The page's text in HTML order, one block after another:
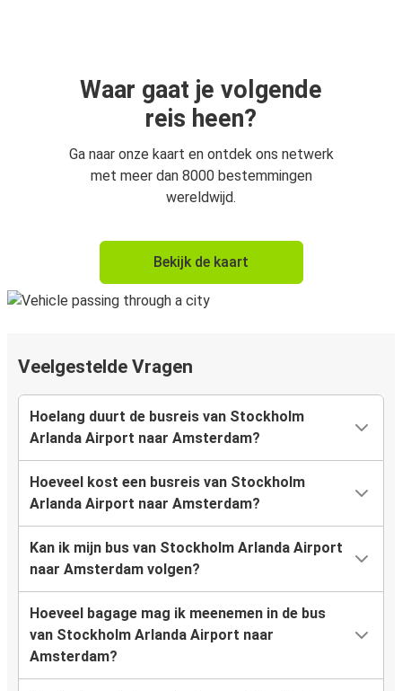
Waar gaat je volgende
reis heen?
Ga naar onze kaart en ontdek ons netwerk
met meer dan 8000 bestemmingen
wereldwijd.
Bekijk de kaart
Veelgestelde Vragen
Hoelang duurt de busreis van Stockholm
Arlanda Airport naar Amsterdam?
Hoeveel kost een busreis van Stockholm
Arlanda Airport naar Amsterdam?
Kan ik mijn bus van Stockholm Arlanda Airport
naar Amsterdam volgen?
Hoeveel bagage mag ik meenemen in de bus
van Stockholm Arlanda Airport naar
Amsterdam?